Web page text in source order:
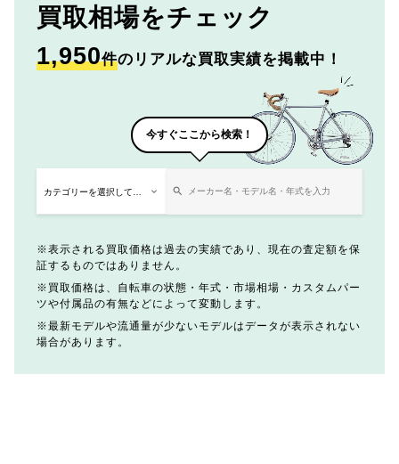
買取相場をチェック
1,950件のリアルな買取実績を掲載中！
今すぐここから検索！
表示される買取価格は過去の実績であり、現在の査定額を保
証するものではありません。
買取価格は、自転車の状態・年式・市場相場・カスタムパー
ツや付属品の有無などによって変動します。
最新モデルや流通量が少ないモデルはデータが表示されない
場合があります。